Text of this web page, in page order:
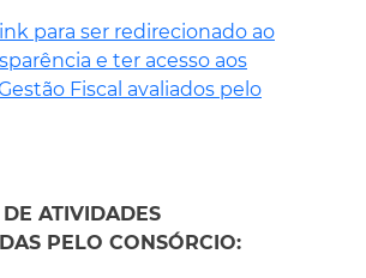
para ser redirecionado ao
e ter acesso aos
Fiscal avaliados pelo
ATIVIDADES
PELO CONSÓRCIO: